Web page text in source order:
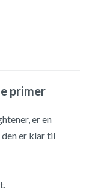
primer
er en
er klar til